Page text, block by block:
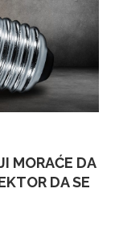
MORAĆE DA
DA SE